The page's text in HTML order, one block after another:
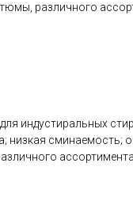
различного
индустиральных
низкая сминаемость;